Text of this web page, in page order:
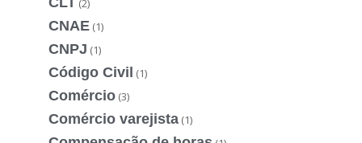
(2)
CNAE (1)
CNPJ (1)
Código Civil (1)
Comércio (3)
Comércio varejista (1)